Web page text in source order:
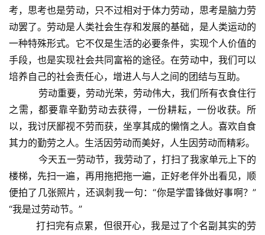
考，思考也是劳动，只不过相对于体力劳动，思考是脑力劳
动罢了。劳动是人类社会生存和发展的基础，是人类运动的
一种特殊形式。它不仅是生活的必要条件，实现个人价值的
手段，也是实现社会共同富裕的途径。在劳动中，我们可以
培养自己的社会责任心，增进人与人之间的团结与互助。
劳动重要，劳动光荣，劳动伟大，我们所有衣食住行
之需，都要靠辛勤劳动去获得，一份耕耘，一份收获。所
以，我讨厌鄙视不劳而获，坐享其成的懒惰之人。喜欢自食
其力的勤劳之人。生活因劳动而美好，人生因劳动而精彩。
今天五一劳动节，我劳动了，打扫了我家单元上下的
楼梯，先扫一遍，再用拖把拖一遍，正好老伴外出看见，顺
便拍了几张照片，还讽刺我一句：“你是学雷锋做好事啊？”
“我是过劳动节。”
打扫完有点累，但很开心，我是过了个名副其实的劳